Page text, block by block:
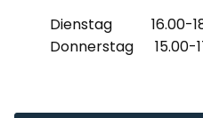
Dienstag 16.00-
Donnerstag 15.00-